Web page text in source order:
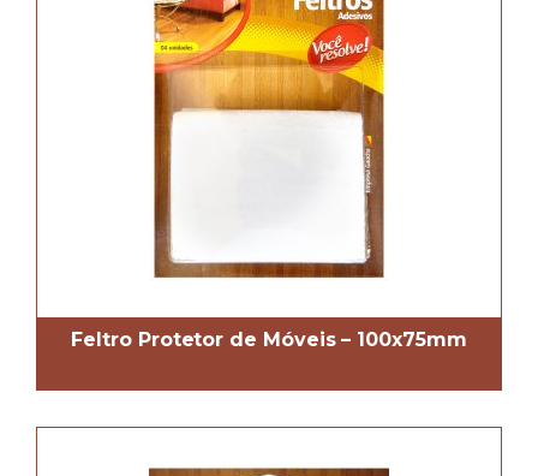
Feltro Protetor de Móveis – 100x75mm